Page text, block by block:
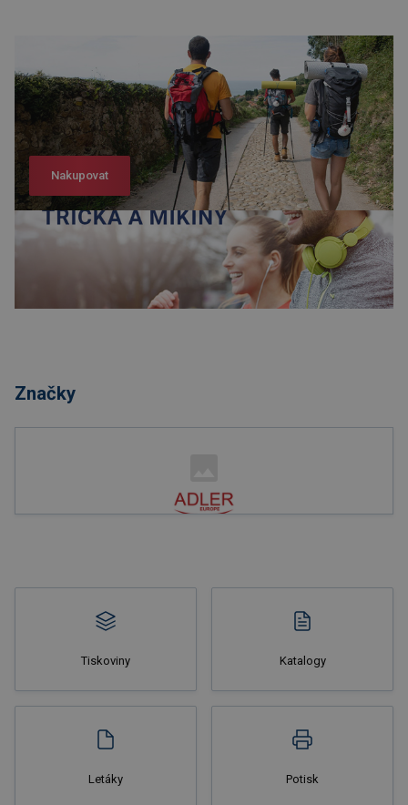
Nakupovat
Značky
Tiskoviny Katalogy
Letáky Potisk